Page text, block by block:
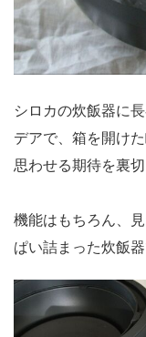
シロカの炊飯器に
デアで、箱を開け
思わせる期待を裏
機能はもちろん、
ぱい詰まった炊飯